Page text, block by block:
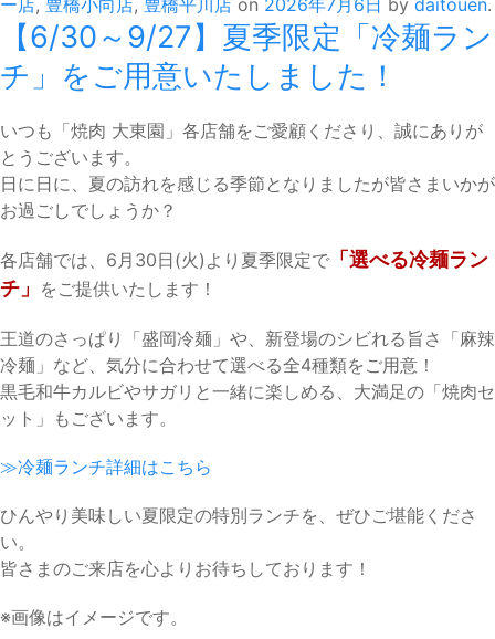
ー店, 豊橋小向店, 豊橋平川店 on 2026年7月6日 by daitouen.
【6/30～9/27】夏季限定「冷麺ラン
チ」をご用意いたしました！
いつも「焼肉 大東園」各店舗をご愛顧くださり、誠にありが
とうございます。
日に日に、夏の訪れを感じる季節となりましたが皆さまいかが
お過ごしでしょうか？
各店舗では、6月30日(火)より夏季限定で 「選べる冷麺ラン
チ」 をご提供いたします！
王道のさっぱり「盛岡冷麺」や、新登場のシビれる旨さ「麻辣
冷麺」など、気分に合わせて選べる全4種類をご用意！
黒毛和牛カルビやサガリと一緒に楽しめる、大満足の「焼肉セ
ット」もございます。
≫冷麺ランチ詳細はこちら
ひんやり美味しい夏限定の特別ランチを、ぜひご堪能くださ
い。
皆さまのご来店を心よりお待ちしております！
※画像はイメージです。